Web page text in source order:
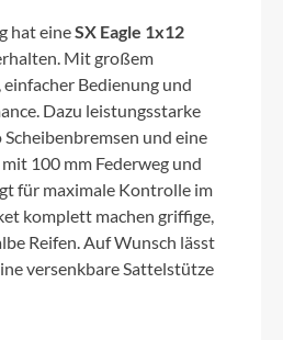
hat eineSX Eagle 1x12
Mit großem
Bedienung und
Dazu leistungsstarke
und eine
100 mm Federweg und
für maximale Kontrolle im
komplett machen griffige,
Reifen. Auf Wunsch lässt
versenkbare Sattelstütze